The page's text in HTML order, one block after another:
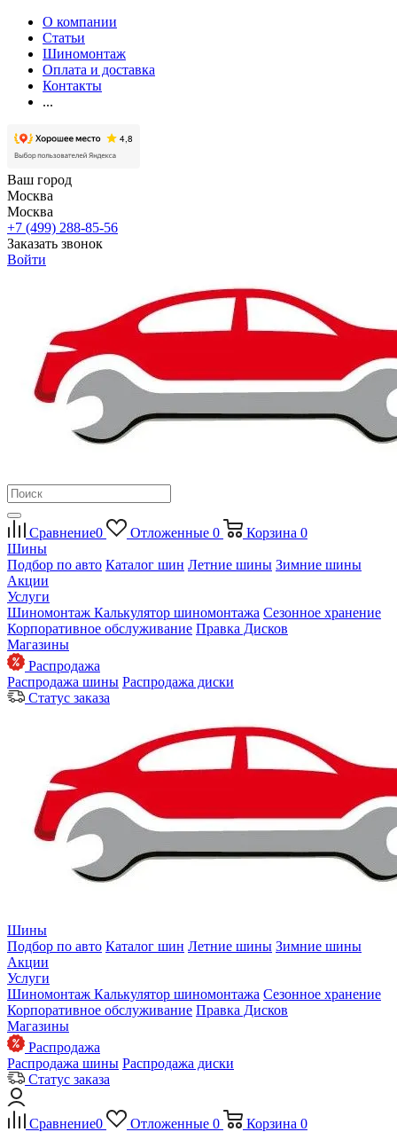
О компании
Статьи
Шиномонтаж
Оплата и доставка
Контакты
...
Ваш город
Москва
Москва
+7 (499) 288-85-56
Заказать звонок
Войти
Сравнение0 Отложенные 0 Корзина 0
Шины
Подбор по авто Каталог шин Летние шины Зимние шины
Акции
Услуги
Шиномонтаж Калькулятор шиномонтажа Сезонное хранение
Корпоративное обслуживание Правка Дисков
Магазины
Распродажа
Распродажа шины Распродажа диски
Статус заказа
Шины
Подбор по авто Каталог шин Летние шины Зимние шины
Акции
Услуги
Шиномонтаж Калькулятор шиномонтажа Сезонное хранение
Корпоративное обслуживание Правка Дисков
Магазины
Распродажа
Распродажа шины Распродажа диски
Статус заказа
Сравнение0 Отложенные 0 Корзина 0